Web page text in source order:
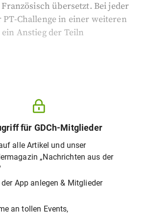
übersetzt. Bei jeder
Challenge in einer weiteren
Anstieg der Teiln
für GDCh-Mitglieder
alle Artikel und unser
„Nachrichten aus der
App anlegen & Mitglieder
an tollen Events,